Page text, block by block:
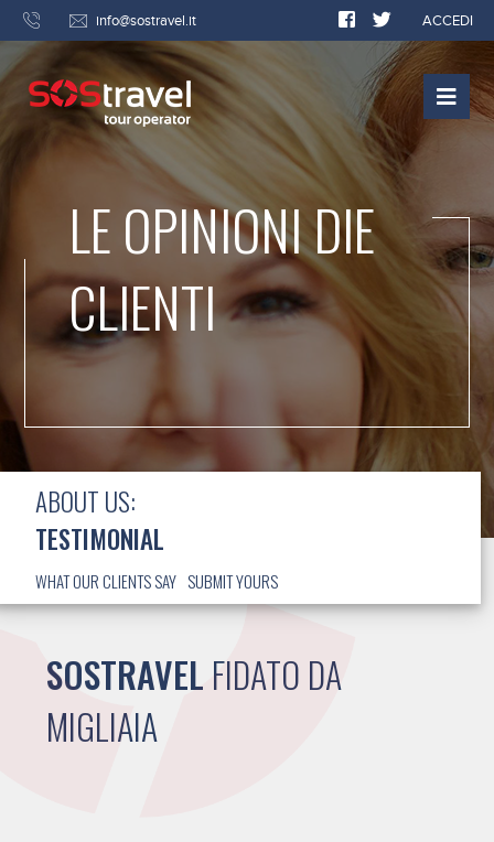
info@sostravel.it ACCEDI
LE OPINIONI DIE
CLIENTI
ABOUT US:
TESTIMONIAL
WHAT OUR CLIENTS SAY SUBMIT YOURS
SOSTRAVEL FIDATO DA
MIGLIAIA